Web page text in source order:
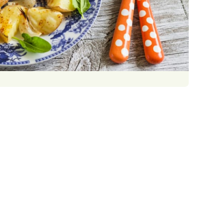
30 minut